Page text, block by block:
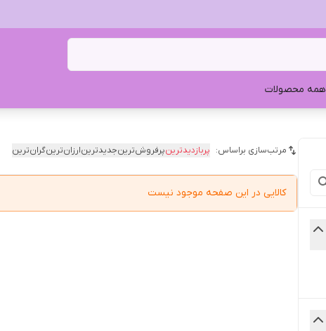
همه محصولات
مرتب‌سازی براساس: پربازدیدترینپرفروش‌ترینجدیدترینارزان‌ترینگران‌ترین
کالایی در این صفحه موجود نیست